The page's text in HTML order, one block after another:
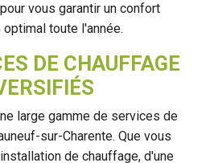
vous garantir un confort
toute l'année.
DE CHAUFFAGE
large gamme de services de
sur-Charente. Que vous
de chauffage, d'une